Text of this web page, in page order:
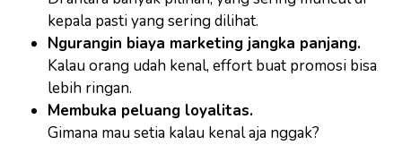
kepala pasti yang sering dilihat.
Ngurangin biaya marketing jangka panjang.
Kalau orang udah kenal, effort buat promosi bisa
lebih ringan.
Membuka peluang loyalitas.
Gimana mau setia kalau kenal aja nggak?